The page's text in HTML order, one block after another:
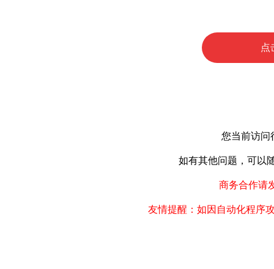
点
您当前访问
如有其他问题，可以
商务合作请
友情提醒：如因自动化程序